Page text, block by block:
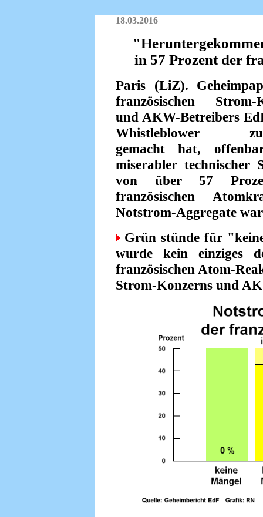
18.03.2016
in 57 Prozent der
Paris (LiZ).
französischen Strom-
und AKW-Betreibers
Whistleblower
gemacht hat,
miserabler technischer
von über 57
französischen
Notstrom-Aggregate
Grün stünde für
wurde kein einziges
französischen Atom-
Strom-Konzerns und